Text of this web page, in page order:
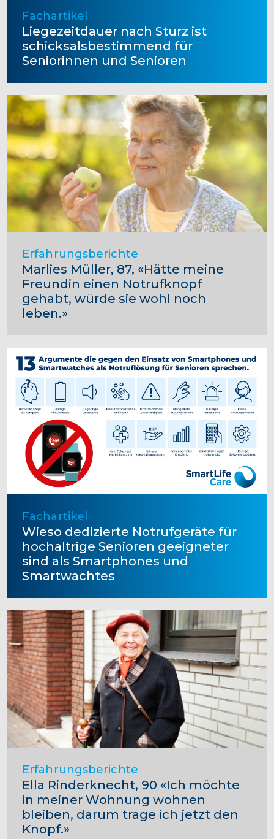
Fachartikel
Liegezeitdauer nach Sturz ist
schicksalsbestimmend für
Seniorinnen und Senioren
Erfahrungsberichte
Marlies Müller, 87, «Hätte meine
Freundin einen Notrufknopf
gehabt, würde sie wohl noch
leben.»
Fachartikel
Wieso dedizierte Notrufgeräte für
hochaltrige Senioren geeigneter
sind als Smartphones und
Smartwachtes
Erfahrungsberichte
Ella Rinderknecht, 90 «Ich möchte
in meiner Wohnung wohnen
bleiben, darum trage ich jetzt den
Knopf.»